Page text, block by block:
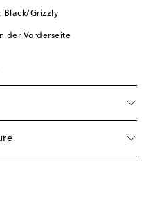
Black/Grizzly
der Vorderseite